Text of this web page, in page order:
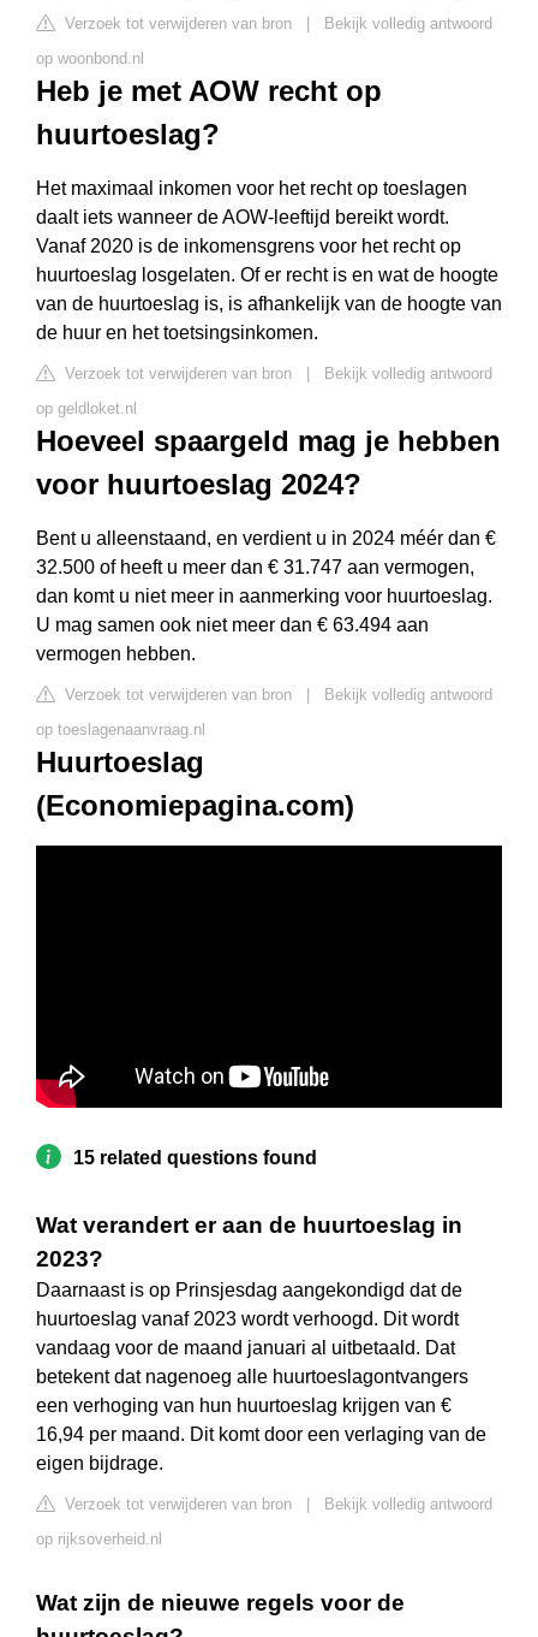
Verzoek tot verwijderen van bron
Bekijk volledig antwoord
op woonbond.nl
Heb je met AOW recht op
huurtoeslag?
Het maximaal inkomen voor het recht op toeslagen
daalt iets wanneer de AOW-leeftijd bereikt wordt.
Vanaf 2020 is de inkomensgrens voor het recht op
huurtoeslag losgelaten. Of er recht is en wat de hoogte
van de huurtoeslag is, is afhankelijk van de hoogte van
de huur en het toetsingsinkomen.
Verzoek tot verwijderen van bron
Bekijk volledig antwoord
op geldloket.nl
Hoeveel spaargeld mag je hebben
voor huurtoeslag 2024?
Bent u alleenstaand, en verdient u in 2024 méér dan €
32.500 of heeft u meer dan € 31.747 aan vermogen,
dan komt u niet meer in aanmerking voor huurtoeslag.
U mag samen ook niet meer dan € 63.494 aan
vermogen hebben.
Verzoek tot verwijderen van bron
Bekijk volledig antwoord
op toeslagenaanvraag.nl
Huurtoeslag
(Economiepagina.com)
15 related questions found
Wat verandert er aan de huurtoeslag in
2023?
Daarnaast is op Prinsjesdag aangekondigd dat de
huurtoeslag vanaf 2023 wordt verhoogd. Dit wordt
vandaag voor de maand januari al uitbetaald. Dat
betekent dat nagenoeg alle huurtoeslagontvangers
een verhoging van hun huurtoeslag krijgen van €
16,94 per maand. Dit komt door een verlaging van de
eigen bijdrage.
Verzoek tot verwijderen van bron
Bekijk volledig antwoord
op rijksoverheid.nl
Wat zijn de nieuwe regels voor de